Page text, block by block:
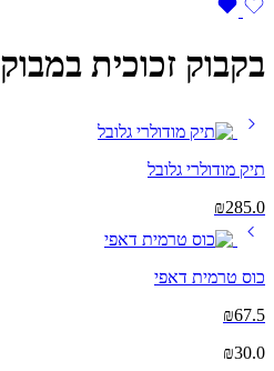
בקבוק זכוכית במבוק
תיק מודולרי גלובל
₪285.0
כוס טרמית דאפי
₪67.5
₪30.0